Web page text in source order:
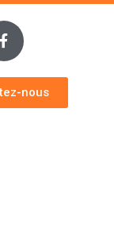
nous